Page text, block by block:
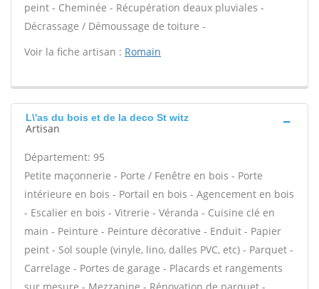
peint - Cheminée - Récupération deaux pluviales -
Décrassage / Démoussage de toiture -
Voir la fiche artisan : Romain
L\'as du bois et de la deco St witz
Artisan
Département: 95
Petite maçonnerie - Porte / Fenêtre en bois - Porte
intérieure en bois - Portail en bois - Agencement en bois
- Escalier en bois - Vitrerie - Véranda - Cuisine clé en
main - Peinture - Peinture décorative - Enduit - Papier
peint - Sol souple (vinyle, lino, dalles PVC, etc) - Parquet -
Carrelage - Portes de garage - Placards et rangements